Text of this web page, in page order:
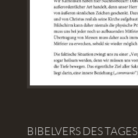
BIBELVERS DES TAGES